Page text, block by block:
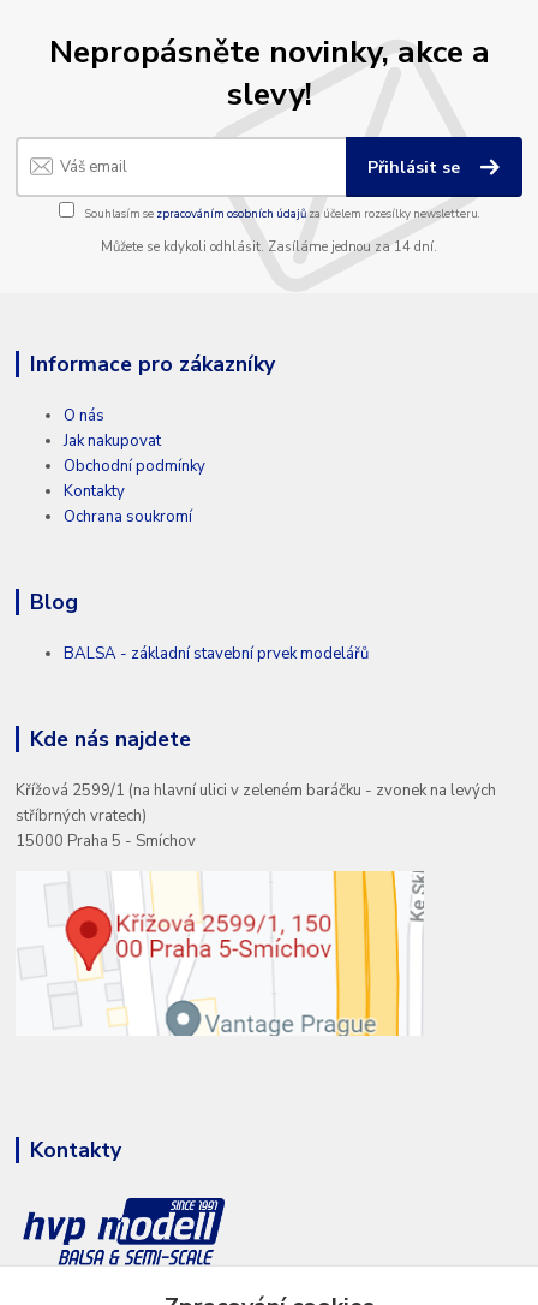
Nepropásněte novinky, akce a
slevy!
Přihlásit se
Souhlasím se zpracováním osobních údajůza účelem rozesílky newsletteru.
Můžete se kdykoli odhlásit. Zasíláme jednou za 14 dní.
Informace pro zákazníky
O nás
Jak nakupovat
Obchodní podmínky
Kontakty
Ochrana soukromí
Blog
BALSA - základní stavební prvek modelářů
Kde nás najdete
Křížová 2599/1 (na hlavní ulici v zeleném baráčku - zvonek na levých
stříbrných vratech)
15000 Praha 5 - Smíchov
Kontakty